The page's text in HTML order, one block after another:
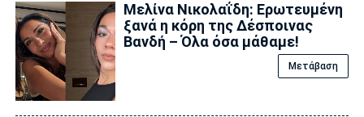
Μελίνα Νικολαΐδη: Ερωτευμένη
ξανά η κόρη της Δέσποινας
Βανδή – Όλα όσα μάθαμε!
Μετάβαση